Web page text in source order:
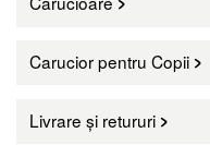
Carucior pentru Copii
Livrare și retururi